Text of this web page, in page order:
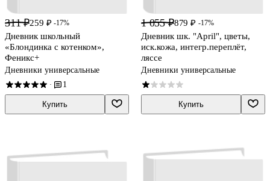
311 ₽259 ₽ -17%
Дневник школьный
«Блондинка с котенком»,
Феникс+
Дневники универсальные
· 1
Купить
1 055 ₽879 ₽ -17%
Дневник шк. "April", цветы,
иск.кожа, интегр.переплёт,
ляссе
Дневники универсальные
Купить